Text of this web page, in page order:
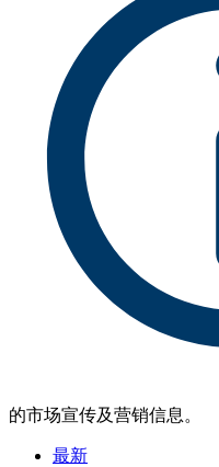
的市场宣传及营销信息。
最新